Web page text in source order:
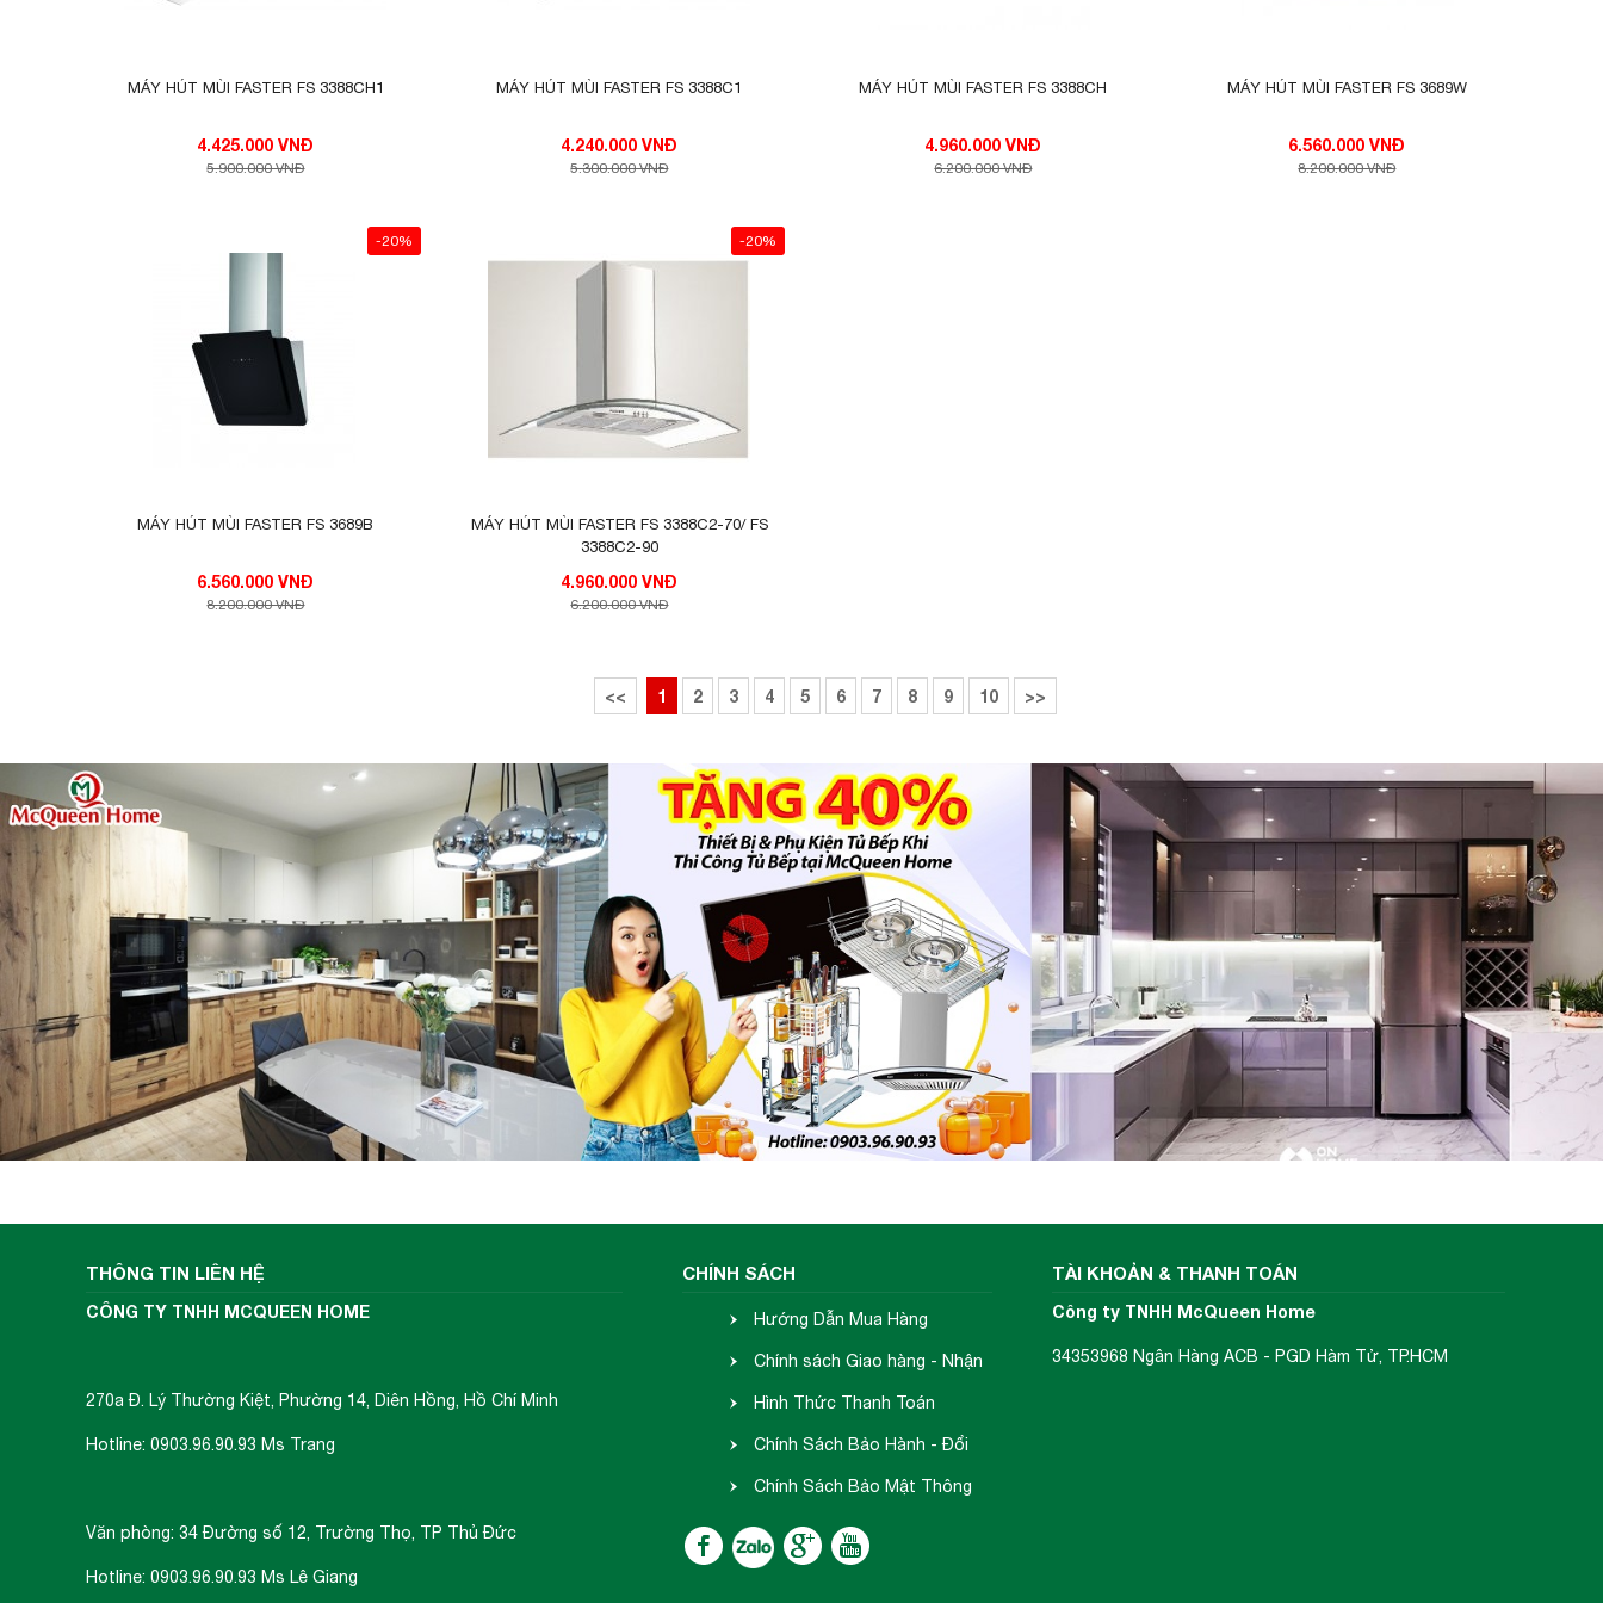
MÁY HÚT MÙI FASTER FS 3388CH1
4.425.000 VNĐ
5.900.000 VNĐ
MÁY HÚT MÙI FASTER FS 3388C1
4.240.000 VNĐ
5.300.000 VNĐ
MÁY HÚT MÙI FASTER FS 3388CH
4.960.000 VNĐ
6.200.000 VNĐ
MÁY HÚT MÙI FASTER FS 3689W
6.560.000 VNĐ
8.200.000 VNĐ
-20%
MÁY HÚT MÙI FASTER FS 3689B
6.560.000 VNĐ
8.200.000 VNĐ
-20%
MÁY HÚT MÙI FASTER FS 3388C2-70/ FS
3388C2-90
4.960.000 VNĐ
6.200.000 VNĐ
<< 1 2 3 4 5 6 7 8 9 10 >>
THÔNG TIN LIÊN HỆ
CÔNG TY TNHH MCQUEEN HOME
270a Đ. Lý Thường Kiệt, Phường 14, Diên Hồng, Hồ Chí Minh
Hotline: 0903.96.90.93 Ms Trang
Văn phòng: 34 Đường số 12, Trường Thọ, TP Thủ Đức
Hotline: 0903.96.90.93 Ms Lê Giang
CHÍNH SÁCH
Hướng Dẫn Mua Hàng
Chính sách Giao hàng - Nhận
hàng
Hình Thức Thanh Toán
Chính Sách Bảo Hành - Đổi
Trả
Chính Sách Bảo Mật Thông
Tin
TÀI KHOẢN & THANH TOÁN
Công ty TNHH McQueen Home
34353968 Ngân Hàng ACB - PGD Hàm Tử, TP.HCM